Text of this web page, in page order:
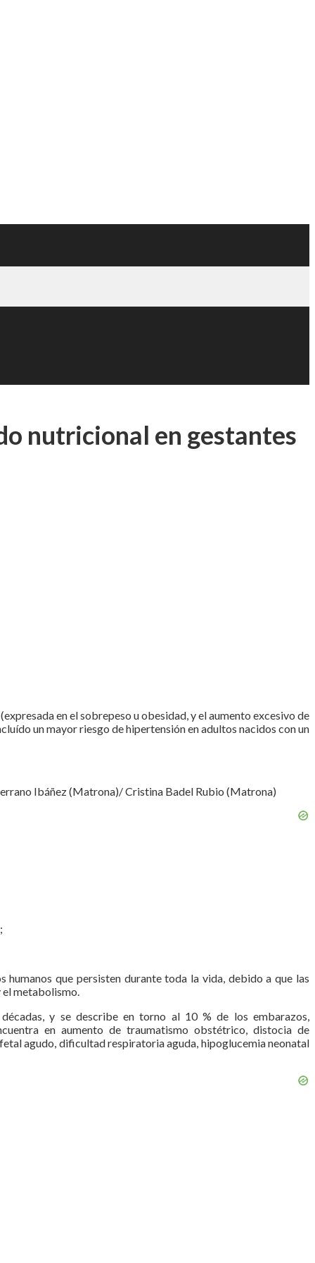
nutricional en gestantes
en el sobrepeso u obesidad, y el aumento excesivo de
un mayor riesgo de hipertensión en adultos nacidos con un
Ibáñez (Matrona)/ Cristina Badel Rubio (Matrona)
que persisten durante toda la vida, debido a que las
metabolismo.
y se describe en torno al 10 % de los embarazos,
en aumento de traumatismo obstétrico, distocia de
agudo, dificultad respiratoria aguda, hipoglucemia neonatal